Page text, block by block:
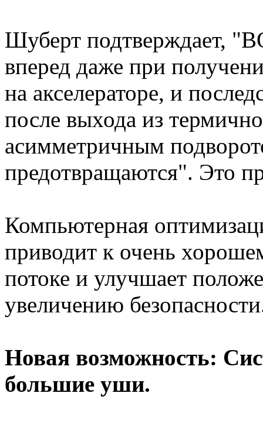
Шуберт подтверждает,
вперед даже при
на акселераторе, и
после выхода из
асимметричным
предотвращаются". Это
Компьютерная
приводит к очень
потоке и улучшает
увеличению
Новая возможность:
большие уши.